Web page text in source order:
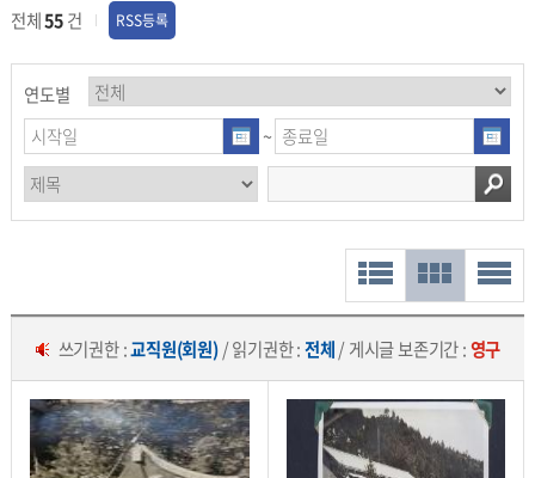
전체55건 RSS등록
연도별
~
쓰기권한 :교직원(회원)/ 읽기권한 :전체/ 게시글 보존기간 :영구